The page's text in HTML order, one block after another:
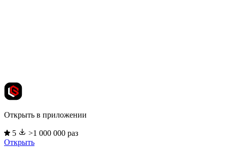
Открыть в приложении
5
>1 000 000 раз
Открыть